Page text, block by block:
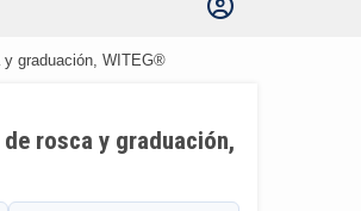
y graduación, WITEG®
rosca y graduación,